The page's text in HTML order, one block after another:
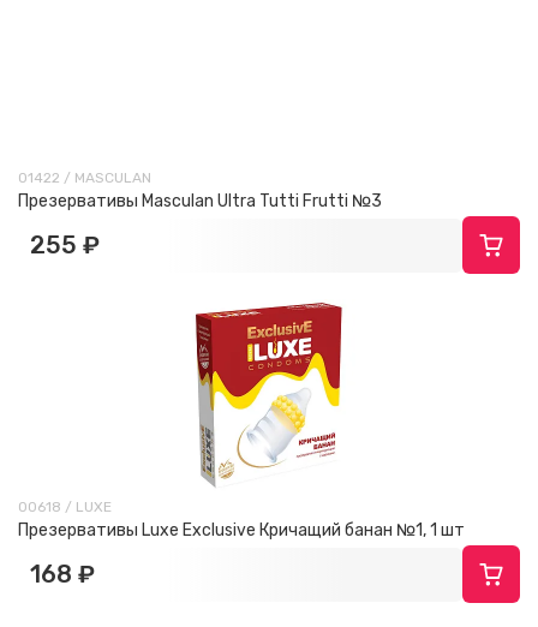
01422 / MASCULAN
Презервативы Masculan Ultra Tutti Frutti №3
255 ₽
00618 / LUXE
Презервативы Luxe Exclusive Кричащий банан №1, 1 шт
168 ₽